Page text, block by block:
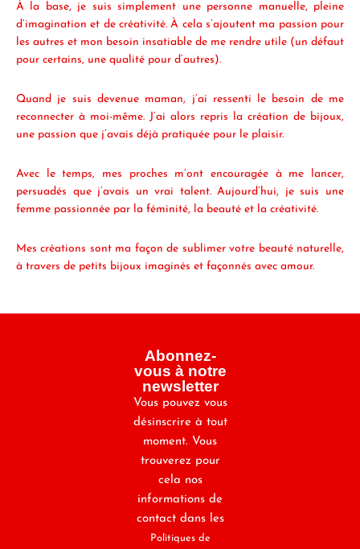
À la base, je suis simplement une personne manuelle, pleine
d’imagination et de créativité. À cela s’ajoutent ma passion pour
les autres et mon besoin insatiable de me rendre utile (un défaut
pour certains, une qualité pour d’autres).
Quand je suis devenue maman, j’ai ressenti le besoin de me
reconnecter à moi-même. J’ai alors repris la création de bijoux,
une passion que j’avais déjà pratiquée pour le plaisir.
Avec le temps, mes proches m’ont encouragée à me lancer,
persuadés que j’avais un vrai talent. Aujourd’hui, je suis une
femme passionnée par la féminité, la beauté et la créativité.
Mes créations sont ma façon de sublimer votre beauté naturelle,
à travers de petits bijoux imaginés et façonnés avec amour.
Abonnez-
vous à notre
newsletter
Vous pouvez vous
désinscrire à tout
moment. Vous
trouverez pour
cela nos
informations de
contact dans les
Politiques de